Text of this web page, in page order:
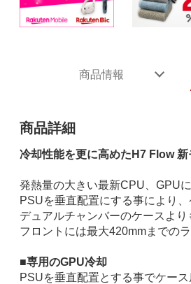
商品情報
商品詳細
冷却性能を更に高めたH7 Flow 新
発熱量の大きい最新CPU、GPU
PSUを垂直配置にする事により
デュアルチャンバーのケースよ
フロントには最大420mmまでの
■専用のGPU冷却
PSUを垂直配置とする事でケー